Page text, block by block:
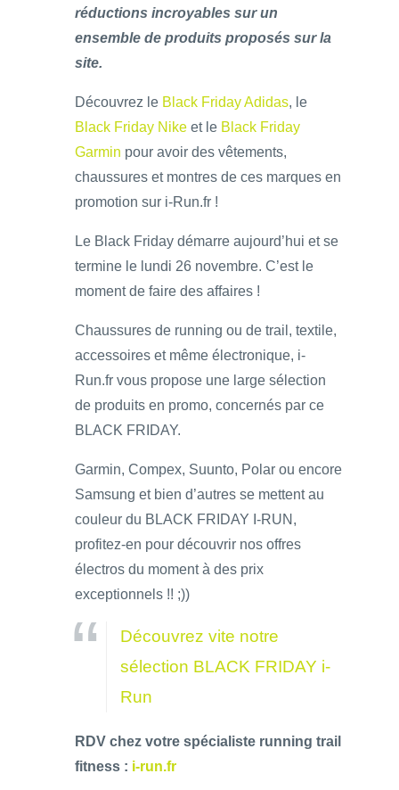
réductions incroyables sur un
ensemble de produits proposés sur la
site.
Découvrez le Black Friday Adidas, le
Black Friday Nike et le Black Friday
Garmin pour avoir des vêtements,
chaussures et montres de ces marques en
promotion sur i-Run.fr !
Le Black Friday démarre aujourd’hui et se
termine le lundi 26 novembre. C’est le
moment de faire des affaires !
Chaussures de running ou de trail, textile,
accessoires et même électronique, i-
Run.fr vous propose une large sélection
de produits en promo, concernés par ce
BLACK FRIDAY.
Garmin, Compex, Suunto, Polar ou encore
Samsung et bien d’autres se mettent au
couleur du BLACK FRIDAY I-RUN,
profitez-en pour découvrir nos offres
électros du moment à des prix
exceptionnels !! ;))
Découvrez vite notre
sélection BLACK FRIDAY i-
Run
RDV chez votre spécialiste running trail
fitness : i-run.fr